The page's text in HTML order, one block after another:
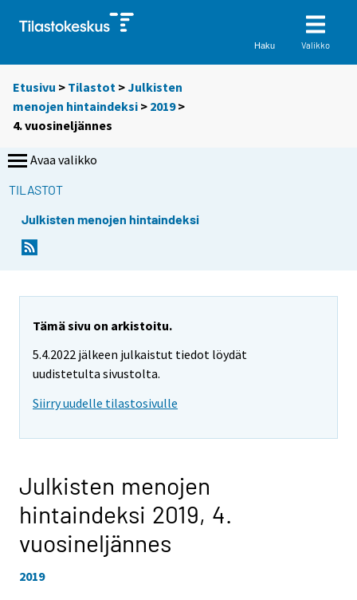
Haku Valikko
Etusivu > Tilastot >Julkisten
menojen hintaindeksi > 2019>
4. vuosineljännes
Avaa valikko
TILASTOT
Julkisten menojen hintaindeksi
Tämä sivu on arkistoitu.
5.4.2022 jälkeen julkaistut tiedot löydät
uudistetulta sivustolta.
Siirry uudelle tilastosivulle
Julkisten menojen
hintaindeksi 2019, 4.
vuosineljännes
2019